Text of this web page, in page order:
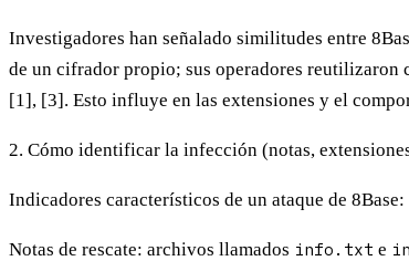
Investigadores han señalado similitudes entre
de un cifrador propio; sus operadores reutilizaron
[1], [3]. Esto influye en las extensiones y el
2. Cómo identificar la infección (notas,
Indicadores característicos de un ataque de 8Base:
Notas de rescate: archivos llamados info.txt e